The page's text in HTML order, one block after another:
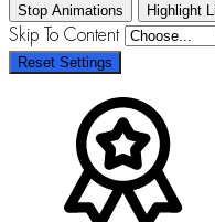
Stop Animations Highlight
Skip To Content
Reset Settings